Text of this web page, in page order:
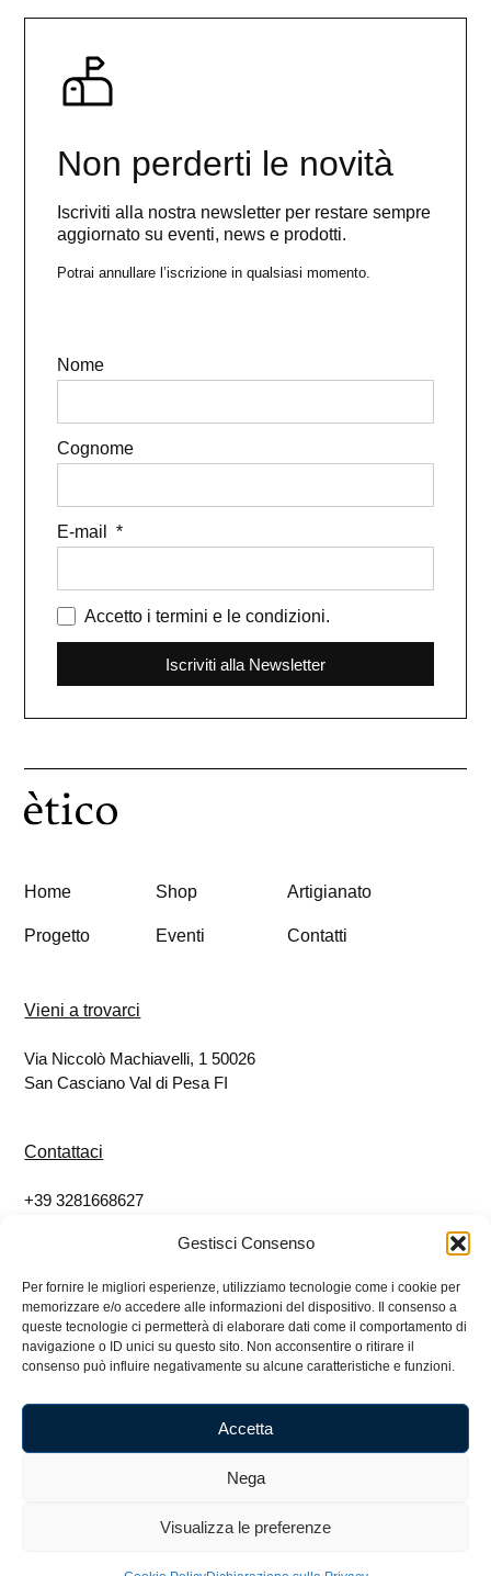
Gestisci Consenso
Per fornire le migliori esperienze, utilizziamo tecnologie come i cookie per
memorizzare e/o accedere alle informazioni del dispositivo. Il consenso a
queste tecnologie ci permetterà di elaborare dati come il comportamento di
navigazione o ID unici su questo sito. Non acconsentire o ritirare il
consenso può influire negativamente su alcune caratteristiche e funzioni.
Accetta
Nega
Visualizza le preferenze
Non perderti le novità
Iscriviti alla nostra newsletter per restare sempre
aggiornato su eventi, news e prodotti.
Potrai annullare l’iscrizione in qualsiasi momento.
Nome
Cognome
E-mail
Accetto i termini e le condizioni.
Iscriviti alla Newsletter
Home Shop Artigianato
Progetto Eventi Contatti
Vieni a trovarci
Via Niccolò Machiavelli, 1 50026
San Casciano Val di Pesa FI
Contattaci
+39 3281668627
Seguici
Facebook
Instagram
Etico Impresa Sociale SRL – 07080780484 – Via